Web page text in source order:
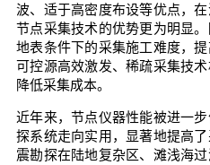
波、适于高密度布设等优点，
节点采集技术的优势更为明显
地表条件下的采集施工难度，
可控源高效激发、稀疏采集技
降低采集成本。
近年来，节点仪器性能被进一
探系统走向实用，显著地提高
震勘探在陆地复杂区、滩浅海